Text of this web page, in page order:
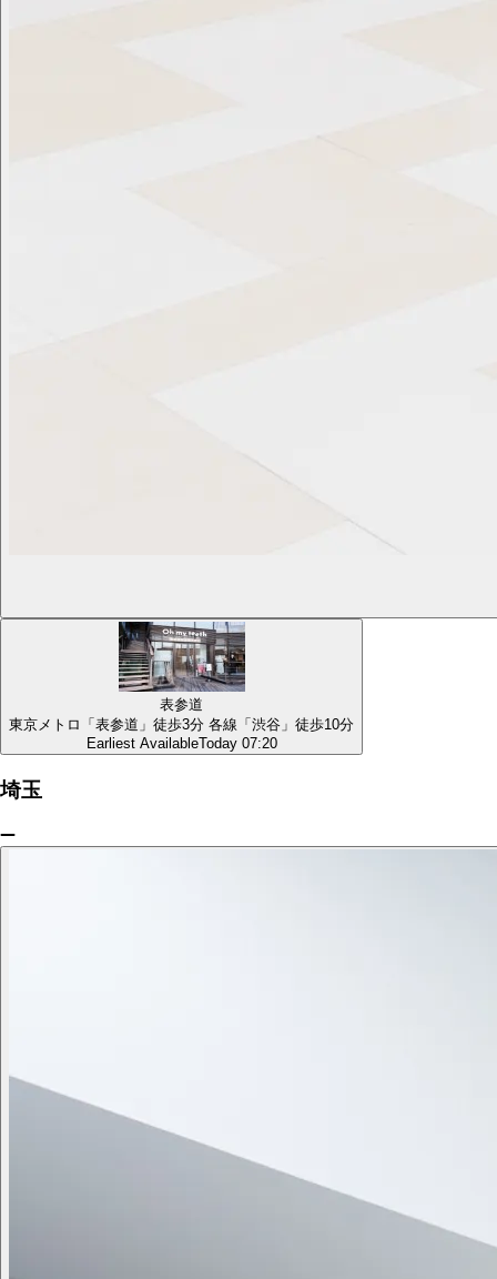
表参道
東京メトロ「表参道」徒歩3分 各線「渋谷」徒歩10分
Earliest AvailableToday 07:20
埼玉